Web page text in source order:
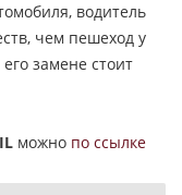
водитель
чем пешеход у
замене стоит
можно по ссылке